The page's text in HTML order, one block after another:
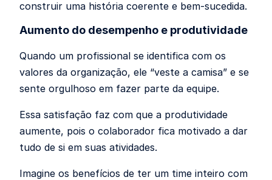
construir uma história coerente e bem-sucedida.
Aumento do desempenho e produtividade
Quando um profissional se identifica com os
valores da organização, ele “veste a camisa” e se
sente orgulhoso em fazer parte da equipe.
Essa satisfação faz com que a produtividade
aumente, pois o colaborador fica motivado a dar
tudo de si em suas atividades.
Imagine os benefícios de ter um time inteiro com